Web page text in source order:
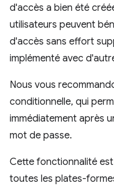
d'accès a bien été
utilisateurs peuvent
d'accès sans effort
implémenté avec
Nous vous
conditionnelle, qui
immédiatement après
mot de passe.
Cette fonctionnalité
toutes les plates-